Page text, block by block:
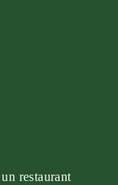
restaurant